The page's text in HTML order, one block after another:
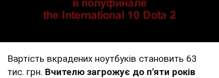
Вартість вкрадених ноутбуків становить 63
тис. грн. Вчителю загрожує до п'яти років